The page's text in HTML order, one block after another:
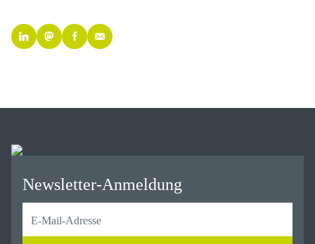
Newsletter-Anmeldung